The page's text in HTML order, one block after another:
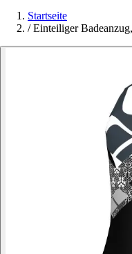
Startseite
/ Einteiliger